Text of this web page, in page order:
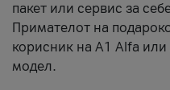
пакет или сервис за
Примателот на
корисник на А1 Alfa
модел.